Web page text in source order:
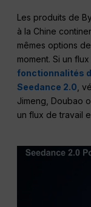
Les produits de
à la Chine
mêmes options
moment. Si un
fonctionnalités
Seedance 2.0 ,
Jimeng, Doubao
un flux de travail